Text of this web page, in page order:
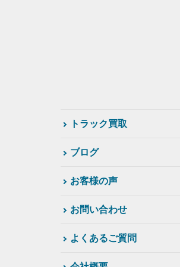
トラック買取
ブログ
お客様の声
お問い合わせ
よくあるご質問